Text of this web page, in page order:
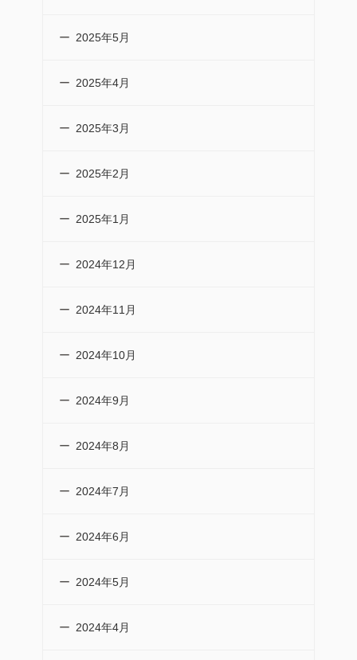
2025年5月
2025年4月
2025年3月
2025年2月
2025年1月
2024年12月
2024年11月
2024年10月
2024年9月
2024年8月
2024年7月
2024年6月
2024年5月
2024年4月